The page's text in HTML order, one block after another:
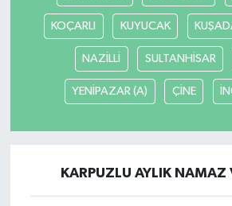
KOÇARLI KUYUCAK
NAZİLLİ SULTANHİSAR
YENİPAZAR (A) ÇİNE
KARPUZLU AYLIK NAMAZ